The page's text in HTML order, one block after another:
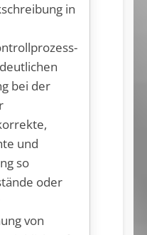
in
bei der
und
so
oder
von